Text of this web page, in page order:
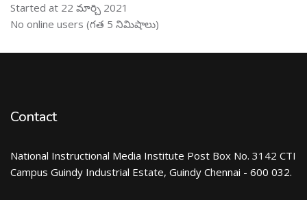
Started at 22 మార్చి 2021
ఆన్ లైను వాడుకరులు ను తప్పించు
No online users (గత 5 నిమిషాలు)
Contact
National Instructional Media Institute Post Box No. 3142 CTI
Campus Guindy Industrial Estate, Guindy Chennai - 600 032.